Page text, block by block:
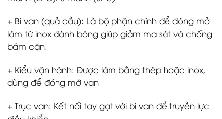
+ Bi van (quả cầu): Là bộ phận chính để đóng mở
làm từ inox đánh bóng giúp giảm ma sát và chống
bám cặn.
+ Kiểu vận hành: Được làm bằng thép hoặc inox,
dùng để đóng mở van
+ Trục van: Kết nối tay gạt với bi van để truyền lực